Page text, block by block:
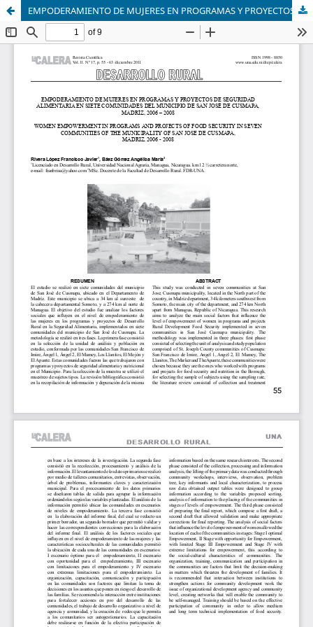
EMPODERAMIENTO DE MUJERES EN PROGRAMAS Y PROYECTOS DE SEGURIDAD ALIMENTARIA EN SIETE COMUNIDADES DEL MUNICIPIO DE SAN JOSÉ DE CUSMAPA, MADRÍZ, 2006 – 2008